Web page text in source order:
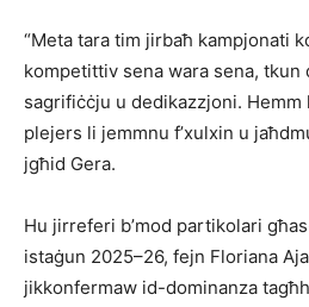
“Meta tara tim jirbaħ kampjonati
kompetittiv sena wara sena, tkun
sagrifiċċju u dedikazzjoni.
plejers li jemmnu f’xulxin u
jgħid Gera.
Hu jirreferi b’mod partikolari
istaġun 2025–26, fejn Floriana
jikkonfermaw id-dominanza